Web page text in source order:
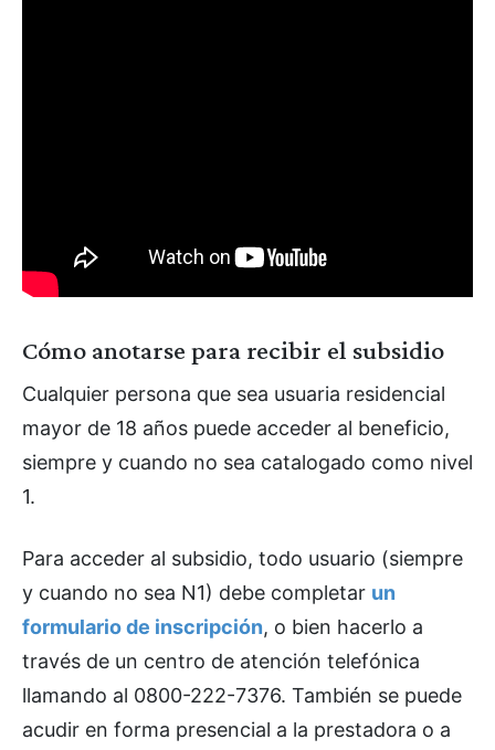
Cómo anotarse para recibir el subsidio
Cualquier persona que sea usuaria residencial
mayor de 18 años puede acceder al beneficio,
siempre y cuando no sea catalogado como nivel
1.
Para acceder al subsidio, todo usuario (siempre
y cuando no sea N1) debe completar un
formulario de inscripción, o bien hacerlo a
través de un centro de atención telefónica
llamando al 0800-222-7376. También se puede
acudir en forma presencial a la prestadora o a